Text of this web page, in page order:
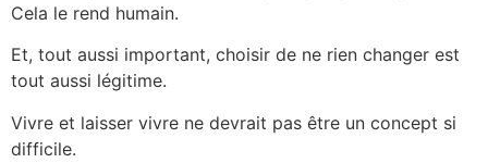
Cela le rend humain.
Et, tout aussi important, choisir de ne rien changer est
tout aussi légitime.
Vivre et laisser vivre ne devrait pas être un concept si
difficile.